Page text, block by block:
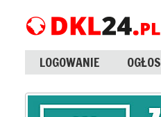
LOGOWANIE